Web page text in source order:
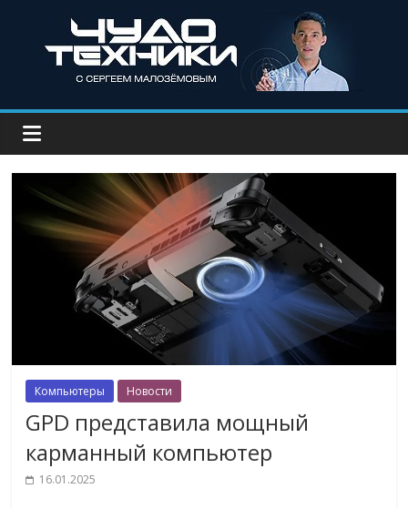
Компьютеры Новости
GPD представила мощный
карманный компьютер
16.01.2025